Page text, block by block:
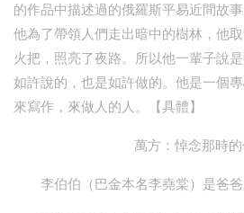
的作品中描述過的俄羅斯平易近間故
他為了帶領人們走出暗中的樹林，他
火把，照亮了夜路。所以他一輩子說
如許說的，也是如許做的。他是一個
來寫作，來做人的人。【具體】
萬方：悼念那時
李伯伯（巴金本名李堯棠）是爸爸